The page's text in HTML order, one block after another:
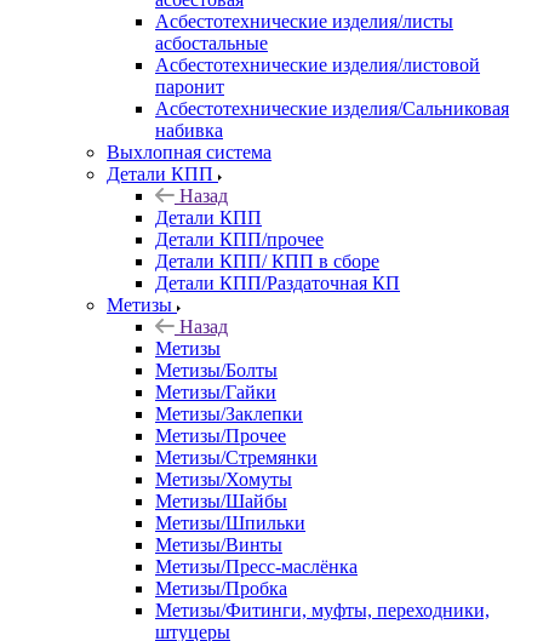
Асбестотехнические изделия/листы
асбостальные
Асбестотехнические изделия/листовой
паронит
Асбестотехнические изделия/Сальниковая
набивка
Выхлопная система
Детали КПП
Назад
Детали КПП
Детали КПП/прочее
Детали КПП/ КПП в сборе
Детали КПП/Раздаточная КП
Метизы
Назад
Метизы
Метизы/Болты
Метизы/Гайки
Метизы/Заклепки
Метизы/Прочее
Метизы/Стремянки
Метизы/Хомуты
Метизы/Шайбы
Метизы/Шпильки
Метизы/Винты
Метизы/Пресс-маслёнка
Метизы/Пробка
Метизы/Фитинги, муфты, переходники,
штуцеры